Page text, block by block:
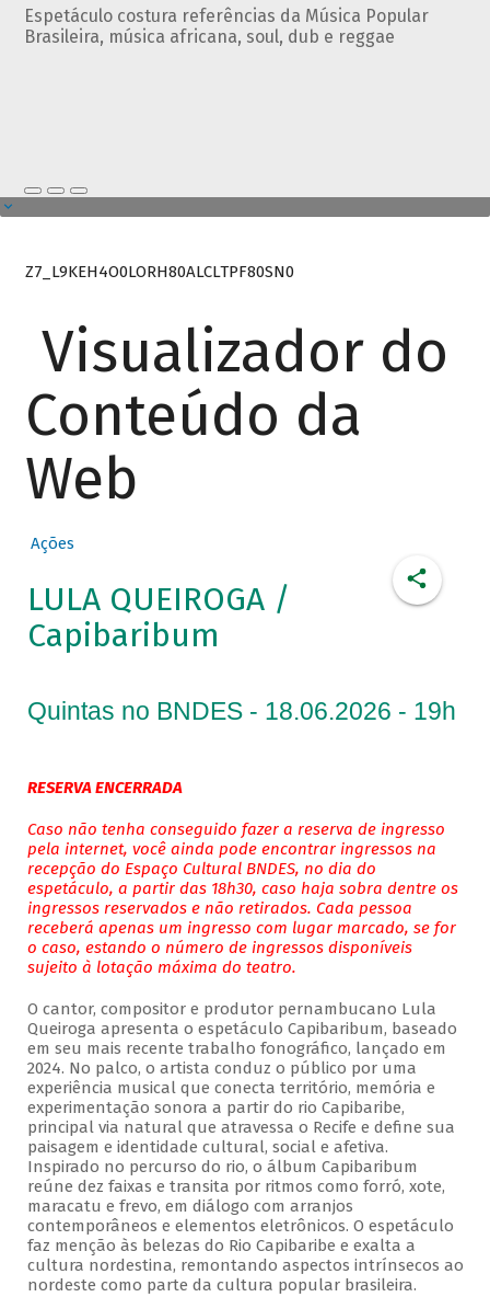
Espetáculo costura referências da Música Popular
Brasileira, música africana, soul, dub e reggae
Z7_L9KEH4O0LORH80ALCLTPF80SN0
Visualizador do
Conteúdo da
Web
Ações
LULA QUEIROGA /
Capibaribum
Quintas no BNDES - 18.06.2026 - 19h
RESERVA ENCERRADA
Caso não tenha conseguido fazer a reserva de ingresso
pela internet, você ainda pode encontrar ingressos na
recepção do Espaço Cultural BNDES, no dia do
espetáculo, a partir das 18h30, caso haja sobra dentre os
ingressos reservados e não retirados. Cada pessoa
receberá apenas um ingresso com lugar marcado, se for
o caso, estando o número de ingressos disponíveis
sujeito à lotação máxima do teatro.
O cantor, compositor e produtor pernambucano Lula
Queiroga apresenta o espetáculo Capibaribum, baseado
em seu mais recente trabalho fonográfico, lançado em
2024. No palco, o artista conduz o público por uma
experiência musical que conecta território, memória e
experimentação sonora a partir do rio Capibaribe,
principal via natural que atravessa o Recife e define sua
paisagem e identidade cultural, social e afetiva.
Inspirado no percurso do rio, o álbum Capibaribum
reúne dez faixas e transita por ritmos como forró, xote,
maracatu e frevo, em diálogo com arranjos
contemporâneos e elementos eletrônicos. O espetáculo
faz menção às belezas do Rio Capibaribe e exalta a
cultura nordestina, remontando aspectos intrínsecos ao
nordeste como parte da cultura popular brasileira.